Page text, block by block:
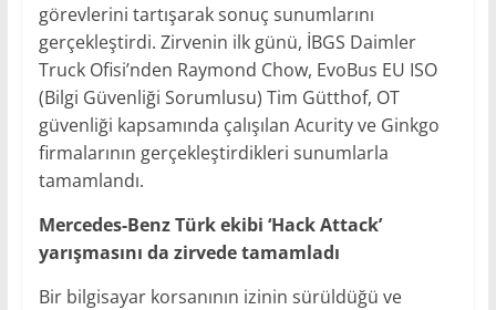
görevlerini tartışarak sonuç sunumlarını
gerçekleştirdi. Zirvenin ilk günü, İBGS Daimler
Truck Ofisi’nden Raymond Chow, EvoBus EU ISO
(Bilgi Güvenliği Sorumlusu) Tim Gütthof, OT
güvenliği kapsamında çalışılan Acurity ve Ginkgo
firmalarının gerçekleştirdikleri sunumlarla
tamamlandı.
Mercedes-Benz Türk ekibi ‘Hack Attack’
yarışmasını da zirvede tamamladı
Bir bilgisayar korsanının izinin sürüldüğü ve